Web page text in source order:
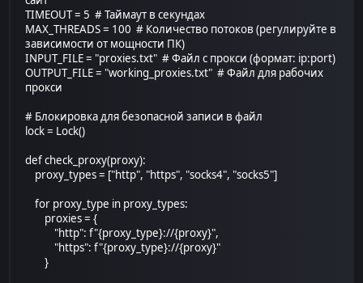
TIMEOUT = 5 # Таймаут в секундах
MAX_THREADS = 100 # Количество потоков (регулируйте в
зависимости от мощности ПК)
INPUT_FILE = "proxies.txt" # Файл с прокси (формат: ip:port)
OUTPUT_FILE = "working_proxies.txt" # Файл для рабочих
прокси
# Блокировка для безопасной записи в файл
lock = Lock()
def check_proxy(proxy):
proxy_types = ["http", "https", "socks4", "socks5"]
for proxy_type in proxy_types:
proxies = {
"http": f"{proxy_type}://{proxy}",
"https": f"{proxy_type}://{proxy}"
}